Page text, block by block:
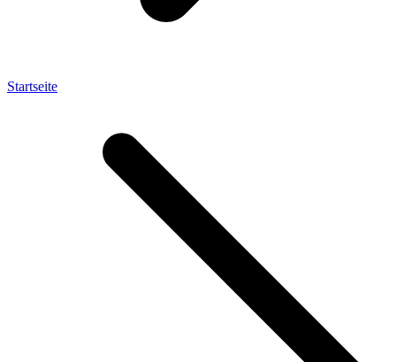
Startseite